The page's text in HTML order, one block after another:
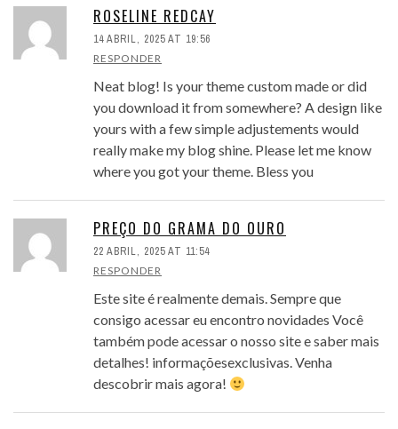
ROSELINE REDCAY
14 ABRIL, 2025 AT 19:56
RESPONDER
Neat blog! Is your theme custom made or did
you download it from somewhere? A design like
yours with a few simple adjustements would
really make my blog shine. Please let me know
where you got your theme. Bless you
PREÇO DO GRAMA DO OURO
22 ABRIL, 2025 AT 11:54
RESPONDER
Este site é realmente demais. Sempre que
consigo acessar eu encontro novidades Você
também pode acessar o nosso site e saber mais
detalhes! informaçõesexclusivas. Venha
descobrir mais agora!